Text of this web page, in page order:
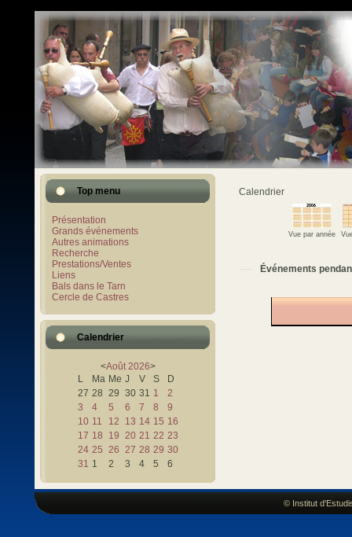
Top menu
Présentation
Grands événements
Autres animations
Recherche
Prestations/Ventes
Liens
Bals dans le Tarn
Cercle de Castres
Calendrier
<Août 2026>
L
Ma Me J V S
D
27 28 29 30 31 1
2
3
4 5 6 7 8
9
10 11 12 13 14 15 16
17 18 19 20 21 22 23
24 25 26 27 28 29 30
31 1 2 3 4 5 6
Calendrier
Vue par année
Événements
© Institut